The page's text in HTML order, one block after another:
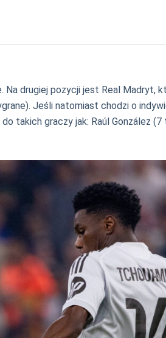
drugiej pozycji jest Real Madryt,
Jeśli natomiast chodzi o
takich graczy jak: Raúl González (7